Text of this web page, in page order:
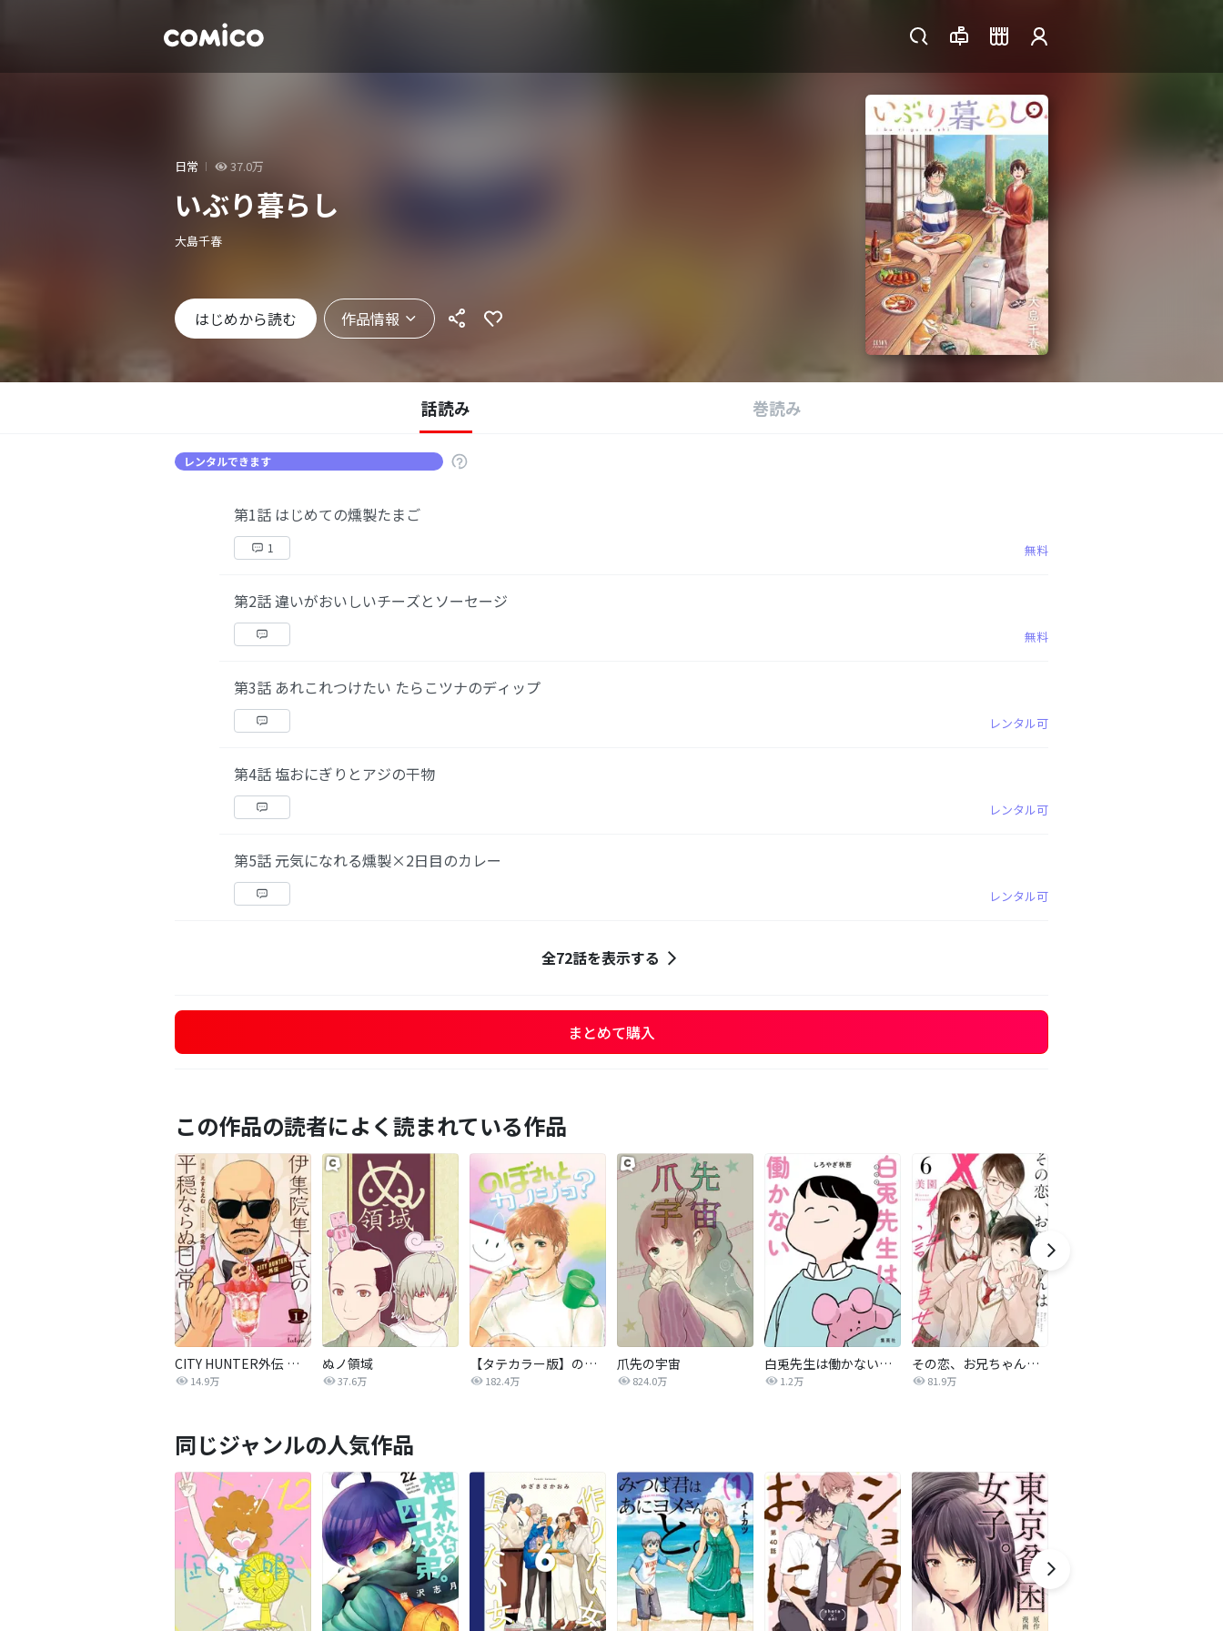
日常 37.0万
いぶり暮らし
大島千春
はじめから読む 作品情報
話読み 巻読み
レンタルできます
第1話 はじめての燻製たまご
1 無料
第2話 違いがおいしいチーズとソーセージ
無料
第3話 あれこれつけたい たらこツナのディップ
レンタル可
第4話 塩おにぎりとアジの干物
レンタル可
第5話 元気になれる燻製×2日目のカレー
レンタル可
全72話を表示する
まとめて購入
この作品の読者によく読まれている作品
CITY HUNTER外伝 伊集院隼人氏の平穏ならぬ日常
14.9万
ぬノ領域
37.6万
【タテカラー版】のぼさんとカノジョ？
182.4万
爪先の宇宙
824.0万
白兎先生は働かない【タテヨミ】
1.2万
その恋、お兄ちゃんは許しません
81.9万
同じジャンルの人気作品